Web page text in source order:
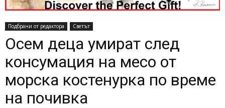
Подбрани от редактора Светът
Осем деца умират след
консумация на месо от
морска костенурка по време
на почивка